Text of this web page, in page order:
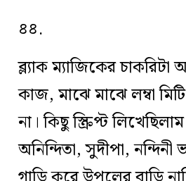
৪৪.
ব্ল্যাক ম্যাজিকের
কাজ, মাঝে মাঝে লম্বা
না। কিছু স্ক্রিপ্ট
অনিন্দিতা, সুদীপা,